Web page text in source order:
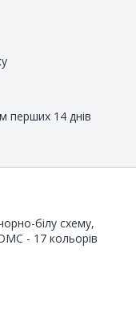
перших 14 днів
білу схему,
- 17 кольорів